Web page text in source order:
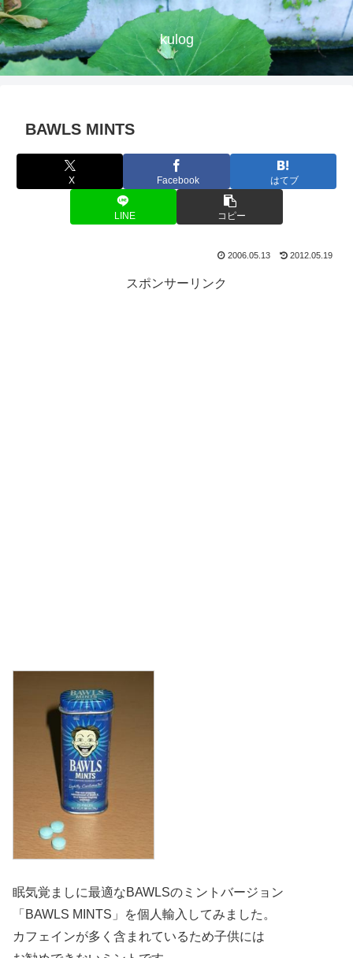
kulog
BAWLS MINTS
X Facebook はてブ
LINE コピー
2006.05.13 2012.05.19
スポンサーリンク
眠気覚ましに最適なBAWLSのミントバージョン
「BAWLS MINTS」を個人輸入してみました。
カフェインが多く含まれているため子供には